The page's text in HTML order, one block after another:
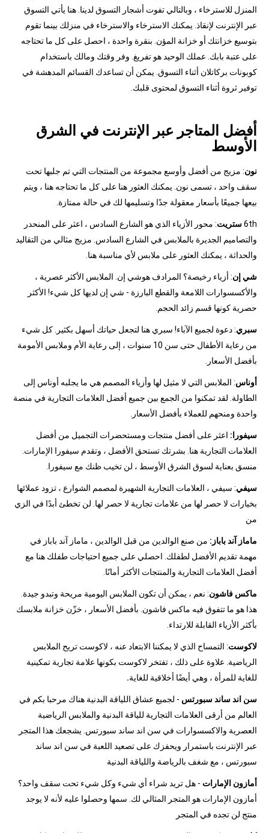
المنزل للاسترخاء ، وبالتالي تفوت أشجار التسوق لدينا. هنا يأتي التسوق
عبر الإنترنت لإنقاذ. يمكنك الاسترخاء والاسترخاء في منزلك بينما تقوم
بتوسيع خزانتك أو خزانة المؤن. بنقرة واحدة ، احصل على كل ما تحتاجه
على عتبة بابك. عملك الوحيد هو تفريغ. وفر وقتك ومالك باستخدام
كوبونات بركاتلان أثناء التسوق. يمكن أن تساعدك القسائم المدهشة في
توفير ثروة أثناء التسوق لمحتوى قلبك.
أفضل المتاجر عبر الإنترنت في الشرق
الأوسط
نون: مزيج من أفضل وأوسع مجموعة من المنتجات التي تم جلبها تحت
سقف واحد ، تسمى نون. يمكنك العثور هنا على كل ما تحتاجه هنا ، ويتم
بيعها جميعًا بأسعار معقولة جدًا وتسليمها لك في حالة ممتازة.
6thستريت: محور الأزياء الذي هو الشارع السادس ، اعثر على المنحدر
والتصاميم الجديرة بالملابس في الشارع السادس. مزيج مثالي من التقاليد
والحداثة ، يمكنك العثور على ملابس لأي مناسبة هنا.
شي إن: أزياء رخيصة؟ المرادف هوشي إن. الملابس الأكثر عصرية ،
والأكسسوارات اللامعة والقطع البارزة - شي إن لديها كل شيء! الأكثر
حصرية كونها قسم زائد الحجم.
سبري: دعوة لجميع الآباء! سبري هنا لتجعل حياتك أسهل بكثير. كل شيء
من رعاية الأطفال حتى سن 10 سنوات ، إلى رعاية الأم وملابس الأمومة
بأفضل الأسعار.
أوناس: الملابس التي لا مثيل لها وأزياء المصمم هي ما يجلبه أوناس إلى
الطاولة. لقد تمكنوا من الجمع بين جميع أفضل العلامات التجارية في منصة
واحدة ومنحهم للعملاء بأفضل الأسعار.
سيفورا: اعثر على أفضل منتجات ومستحضرات التجميل من أفضل
العلامات التجارية هنا. بشرتك تستحق الأفضل ، وتقدم سيفورا الإمارات.
منسق بعناية لسوق الشرق الأوسط ، لن تخيب ظنك مع سيفورا.
سيفي: سيفي ، العلامات التجارية الشهيرة لمصمم الشوارع ، تزود عملائها
بخيارات لا حصر لها من علامات تجارية لا حصر لها. لن تخطئ أبدًا في الزي
من
ماماز آند باباز: من صنع الوالدين من قبل الوالدين ، ماماز آند باباز في
مهمة تقديم الأفضل لطفلك. احصلي على جميع احتياجات طفلك هنا مع
أفضل العلامات التجارية والمنتجات الأكثر أمانًا.
ماكس فاشون: نعم ، يمكن أن تكون الملابس اليومية مريحة وتبدو جيدة.
هذا هو ما تتفوق فيه ماكس فاشون. بأفضل الأسعار ، خزّن خزانة ملابسك
بأكثر الأزياء القابلة للارتداء.
لاكوست: التمساح الذي لا يمكننا الابتعاد عنه ، لاكوست تريح الملابس
الرياضية. علاوة على ذلك ، تفتخر لاكوست بكونها علامة تجارية تمكينية
للغاية للمرأة ، وهي أيضًا أخلاقية للغاية.
سن اند ساند سبورتس - لجميع عشاق اللياقة البدنية هناك مرحبا بكم في
العالم من أرقى العلامات التجارية للياقة البدنية والملابس الرياضية
العصرية والاكسسوارات في سن اند ساند سبورتس. يشجعك هذا المتجر
عبر الإنترنت باستمرار ويحفزك على تصعيد اللعبة في سن اند ساند
سبورتس ، مع شغف بالرياضة واللياقة البدنية
أمازون الإمارات - هل تريد شراء أي شيء وكل شيء تحت سقف واحد؟
أمازون الإمارات هو المتجر المثالي لك. سمها وحصلوا عليه لأنه لا يوجد
منتج لن تجده في المتجر